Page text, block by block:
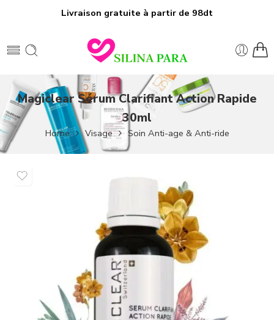
Livraison gratuite à partir de 98dt
Magiclear Sérum Clarifiant Action Rapide
30ml
Home Visage Soin Anti-age & Anti-ride